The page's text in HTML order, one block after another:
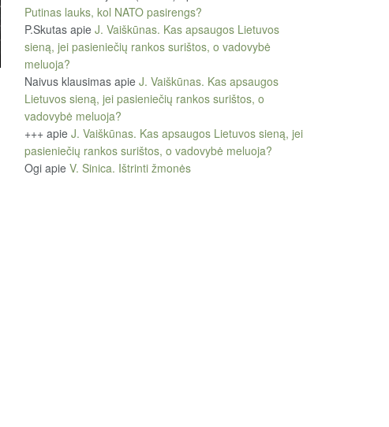
Putinas lauks, kol NATO pasirengs?
P.Skutas apie J. Vaiškūnas. Kas apsaugos Lietuvos
sieną, jei pasieniečių rankos surištos, o vadovybė
meluoja?
Naivus klausimas apie J. Vaiškūnas. Kas apsaugos
Lietuvos sieną, jei pasieniečių rankos surištos, o
vadovybė meluoja?
+++ apie J. Vaiškūnas. Kas apsaugos Lietuvos sieną, jei
pasieniečių rankos surištos, o vadovybė meluoja?
Ogi apie V. Sinica. Ištrinti žmonės